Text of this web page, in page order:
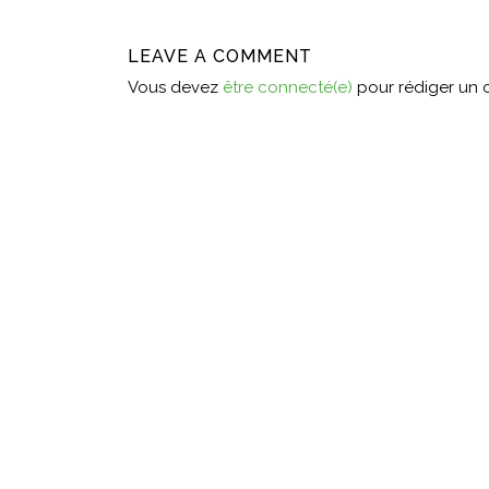
LEAVE A COMMENT
Vous devez être connecté(e) pour rédiger un